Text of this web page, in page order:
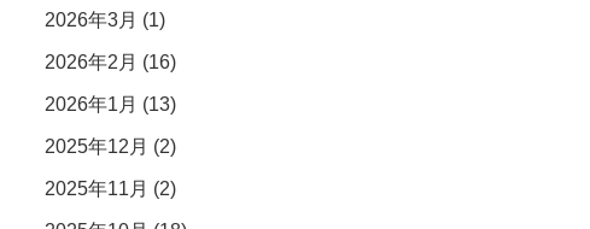
2026年3月 (1)
2026年2月 (16)
2026年1月 (13)
2025年12月 (2)
2025年11月 (2)